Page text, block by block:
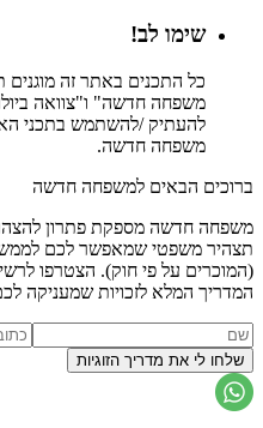
שימו לב!
כל התכנים באתר זה מוגנים
משפחה חדשה" ו"צוואה
להעתיק /להשתמש בתכני
משפחה חדשה.
ברוכים הבאים למשפחה חדשה
משפחה חדשה מספקת פתרון
תצהיר משפטי שמאפשר לכם לממש
(המוכרים על פי חוק). הצטרפו
המדריך המלא לזכויות שמעניקה